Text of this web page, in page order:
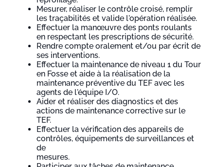
Mesurer, réaliser le contrôle croisé, remplir
les traçabilités et valide l'opération réalisée.
Effectuer la manœuvre des ponts roulants
en respectant les prescriptions de sécurité.
Rendre compte oralement et/ou par écrit de
ses interventions.
Effectuer la maintenance de niveau 1 du Tour
en Fosse et aide à la réalisation de la
maintenance préventive du TEF avec les
agents de l'équipe I/O.
Aider et réaliser des diagnostics et des
actions de maintenance corrective sur le
TEF.
Effectuer la vérification des appareils de
contrôles, équipements de surveillances et
de
mesures.